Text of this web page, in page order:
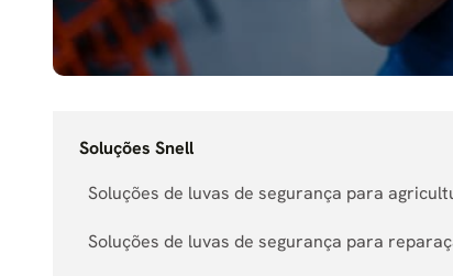
Soluções Snell
Soluções de luvas de segurança para
Soluções de luvas de segurança para